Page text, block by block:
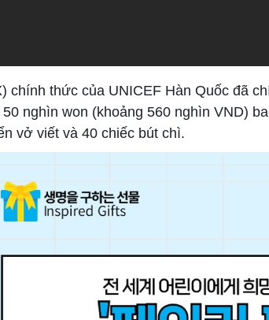
chính thức của UNICEF Hàn Quốc đã
nghìn won (khoảng 560 nghìn VND)
vở viết và 40 chiếc bút chì.